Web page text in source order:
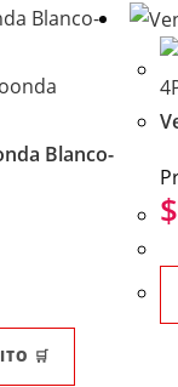
Blanco-
🛒
$